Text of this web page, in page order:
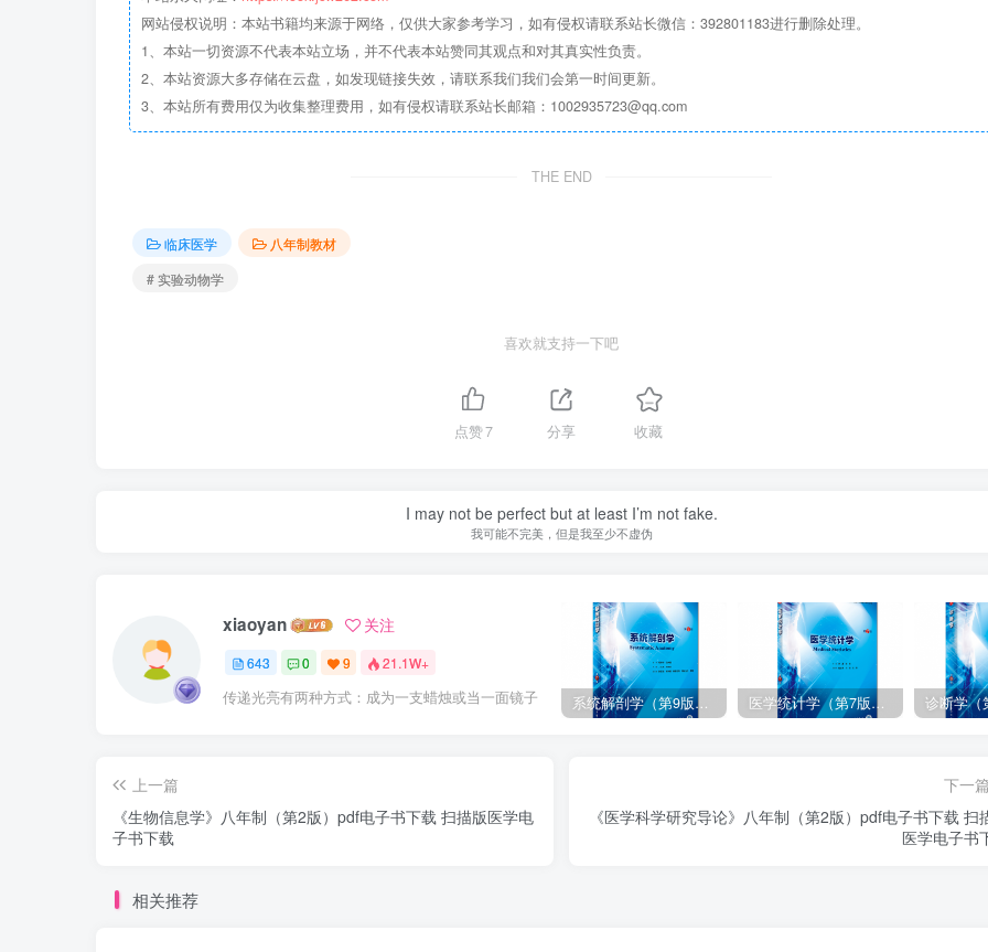
网站侵权说明：本站书籍均来源于网络，仅供大家参考学习，如有侵权请联系站长微信：392801183进行删除处理。
1、本站一切资源不代表本站立场，并不代表本站赞同其观点和对其真实性负责。
2、本站资源大多存储在云盘，如发现链接失效，请联系我们我们会第一时间更新。
3、本站所有费用仅为收集整理费用，如有侵权请联系站长邮箱：1002935723@qq.com
THE END
临床医学
八年制教材
# 实验动物学
喜欢就支持一下吧
点赞7 分享 收藏
I may not be perfect but at least I’m not fake.
我可能不完美，但是我至少不虚伪
xiaoyan 关注
643 0 9 21.1W+
传递光亮有两种方式：成为一支蜡烛或当一面镜子 系统解剖学（第9版）丁文龙主编_人卫版教材.PDF电子书下载 医学统计学（第7版）李康主编_人卫版教材.PDF电子书下载
上一篇
《生物信息学》八年制（第2版）pdf电子书下载 扫描版医学电
子书下载
下一
《医学科学研究导论》八年制（第2版）pdf电子书下载 扫
医学电子书
相关推荐